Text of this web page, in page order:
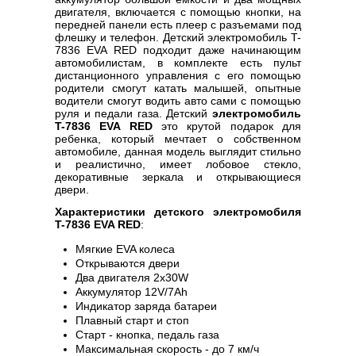
двигателя, включается с помощью кнопки, на
передней панели есть плеер с разъемами под
флешку и телефон. Детский электромобиль T-
7836 EVA RED подходит даже начинающим
автомобилистам, в комплекте есть пульт
дистанционного управления с его помощью
родители смогут катать малышей, опытные
водители смогут водить авто сами с помощью
руля и педали газа. Детский электромобиль
T-7836 EVA REDэто крутой подарок для
ребенка, который мечтает о собственном
автомобиле, данная модель выглядит стильно
и реалистично, имеет лобовое стекло,
декоративные зеркала и открывающиеся
двери.
Характеристики детского электромобиля
T-7836 EVA RED:
Мягкие EVA колеса
Открываются двери
Два двигателя 2x30W
Аккумулятор 12V/7Ah
Индикатор заряда батареи
Плавный старт и стоп
Старт - кнопка, педаль газа
Максимальная скорость - до 7 км/ч